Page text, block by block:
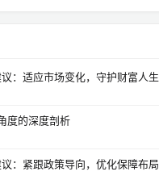
：适应市场变化，守护财富人生
度的深度剖析
：紧跟政策导向，优化保障布局